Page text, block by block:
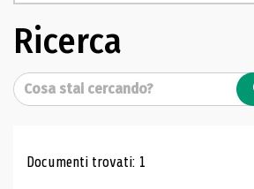
Ricerca
Cerca
Risultati di ricerca
Documenti trovati: 1